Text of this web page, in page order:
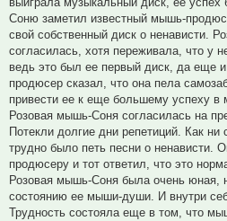
Соню заметил известный мышь-
свой собственный диск о ненависти.
согласилась, хотя переживала, что у
ведь это был ее первый диск, да еще
продюсер сказал, что она пела
привести ее к еще большему успеху в
Розовая мышь-Соня согласилась на
Потекли долгие дни репетиций. Как
трудно было петь песни о ненависти.
продюсеру и тот ответил, что это
Розовая мышь-Соня была очень юная,
состоянию ее мыши-души. И внутри
Трудность состояла еще в том, что